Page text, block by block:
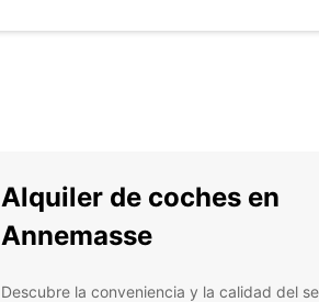
Alquiler de coches en
Annemasse
Descubre la conveniencia y la calidad del